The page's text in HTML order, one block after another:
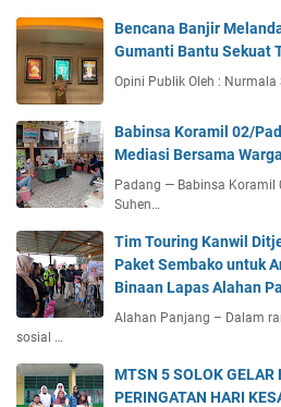
Bencana Banjir
Gumanti Bantu Sekuat
Opini Publik Oleh :
Babinsa Koramil 02/
Mediasi Bersama
Padang — Babinsa Koramil
Suhen…
Tim Touring Kanwil
Paket Sembako untuk
Binaan Lapas Alahan
Alahan Panjang – Dalam
sosial …
MTSN 5 SOLOK GELAR
PERINGATAN HARI